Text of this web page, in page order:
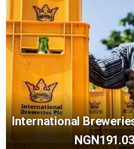
International